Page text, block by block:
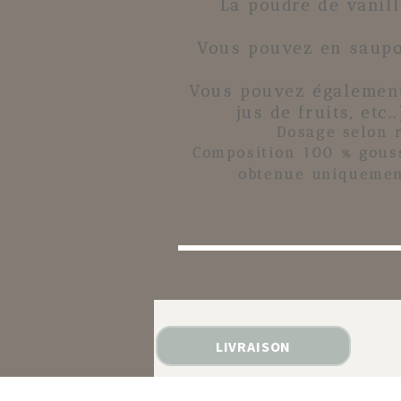
LIVRAISON
La poudre de
Vous pouvez en
Vous pouvez
jus de fruits,
Dosage
Composition 100 %
obtenue